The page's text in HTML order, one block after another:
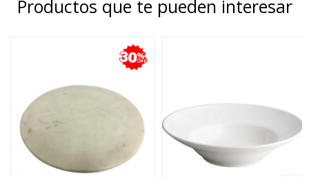
Productos que te pueden interesar